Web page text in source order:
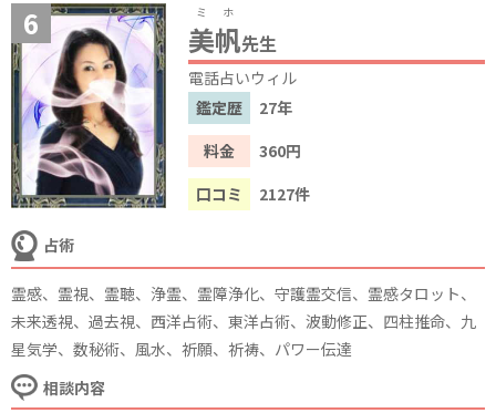
美帆
ミホ
先生
電話占いウィル
鑑定歴
27年
料金
360円
口コミ
2127件
占術
霊感、霊視、霊聴、浄霊、霊障浄化、守護霊交信、霊感タロット、
未来透視、過去視、西洋占術、東洋占術、波動修正、四柱推命、九
星気学、数秘術、風水、祈願、祈祷、パワー伝達
相談内容